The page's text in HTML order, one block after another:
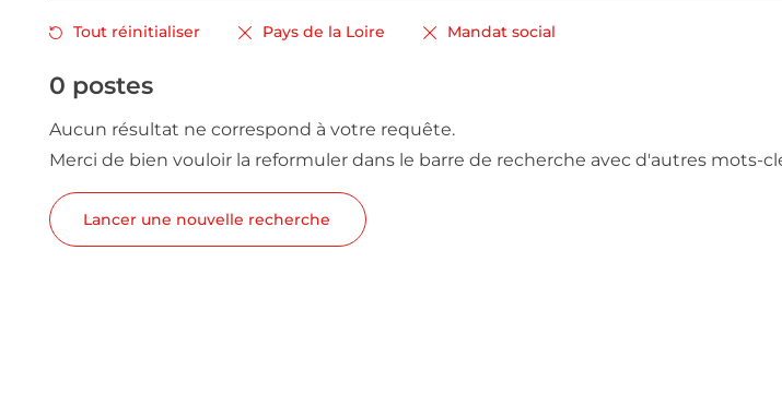
Tout réinitialiser Pays de la Loire Mandat social
0 postes
Aucun résultat ne correspond à votre requête.
Merci de bien vouloir la reformuler dans le barre de recherche avec d'autres mots-
Lancer une nouvelle recherche